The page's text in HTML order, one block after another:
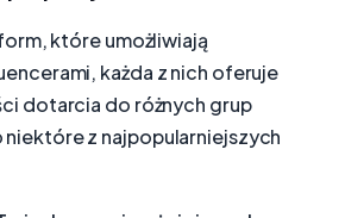
które umożliwiają
każda z nich oferuje
dotarcia do różnych grup
z najpopularniejszych